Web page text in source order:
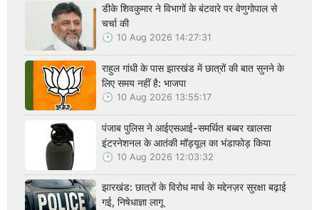
डीके शिवकुमार ने विभागों के बंटवारे पर वेणुगोपाल से
चर्चा की
10 Aug 2026 14:27:31
राहुल गांधी के पास झारखंड में छात्रों की बात सुनने के
लिए समय नहीं है: भाजपा
10 Aug 2026 13:55:17
पंजाब पुलिस ने आईएसआई-समर्थित बब्बर खालसा
इंटरनेशनल के आतंकी मॉड्यूल का भंडाफोड़ किया
10 Aug 2026 12:03:32
झारखंड: छात्रों के विरोध मार्च के मद्देनज़र सुरक्षा बढ़ाई
गई, निषेधाज्ञा लागू